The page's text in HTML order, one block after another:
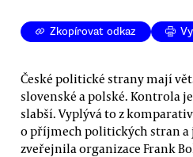
Zkopírovat odkaz
České politické strany mají
slovenské a polské. Kontrola
slabší. Vyplývá to z
o příjmech politických stran
zveřejnila organizace Frank